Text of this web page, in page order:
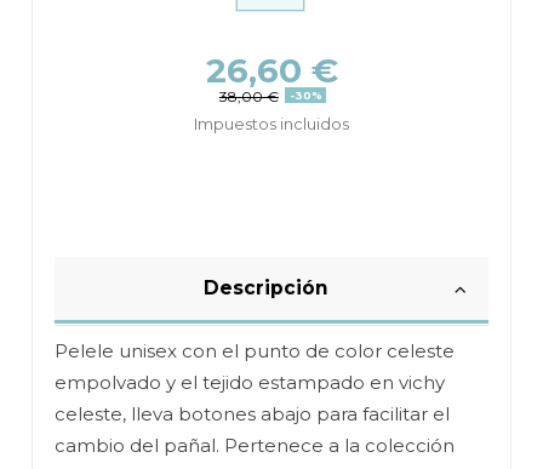
26,60 €
38,00 € -30%
Impuestos incluidos
Descripción
Pelele unisex con el punto de color celeste
empolvado y el tejido estampado en vichy
celeste, lleva botones abajo para facilitar el
cambio del pañal. Pertenece a la colección